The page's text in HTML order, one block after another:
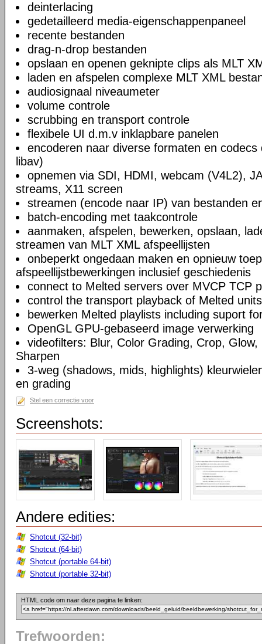
deinterlacing
gedetailleerd media-eigenschappenpaneel
recente bestanden
drag-n-drop bestanden
opslaan en openen geknipte clips als MLT
laden en afspelen complexe MLT XML
audiosignaal niveaumeter
volume controle
scrubbing en transport controle
flexibele UI d.m.v inklapbare panelen
encoderen naar diverse formaten en codecs
libav)
opnemen via SDI, HDMI, webcam (V4L2),
streams, X11 screen
streamen (encode naar IP) van bestanden
batch-encoding met taakcontrole
aanmaken, afspelen, bewerken, opslaan,
streamen van MLT XML afspeellijsten
onbeperkt ongedaan maken en opnieuw
afspeellijstbewerkingen inclusief geschiedenis
connect to Melted servers over MVCP TCP
control the transport playback of Melted units
bewerken Melted playlists including suport
OpenGL GPU-gebaseerd image verwerking
videofilters: Blur, Color Grading, Crop,
Sharpen
3-weg (shadows, mids, highlights)
en grading
Stel een correctie voor
Screenshots:
Andere edities:
Shotcut (32-bit)
Shotcut (64-bit)
Shotcut (portable 64-bit)
Shotcut (portable 32-bit)
HTML code om naar deze pagina te linken:
Trefwoorden: